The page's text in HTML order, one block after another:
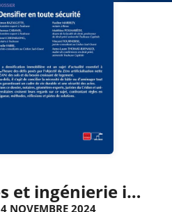
Actes pratiques et ingénierie immobilière
NOVEMBRE 2024